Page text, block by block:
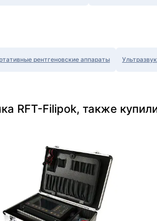
рентгеновские аппараты
RFT-Filipok, также